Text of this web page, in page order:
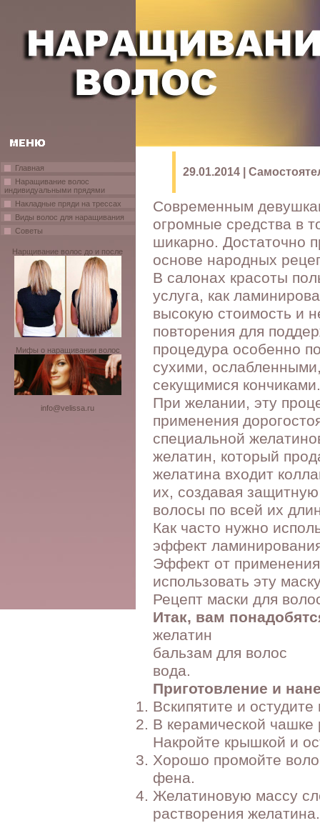
Главная
Наращивание волос
индивидуальными прядями
Накладные пряди на трессах
Виды волос для наращивания
Советы
Нарщивание волос до и после
Мифы о наращивании волос
info@velissa.ru
29.01.2014 |
Современным
огромные средства в
шикарно. Достаточно
основе народных
В салонах красоты
услуга, как
высокую стоимость и
повторения для
процедура особенно
сухими,
секущимися кончиками.
При желании, эту
применения
специальной
желатин, который
желатина входит
их, создавая
волосы по всей их
Как часто нужно
эффект
Эффект от
использовать эту
Рецепт маски для
Итак, вам
желатин
бальзам для волос
вода.
Приготовление и
Вскипятите и остудите
В керамической
Накройте крышкой и
Хорошо промойте
фена.
Желатиновую массу
растворения желатина.